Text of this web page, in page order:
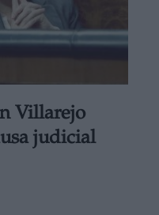
Villarejo
judicial